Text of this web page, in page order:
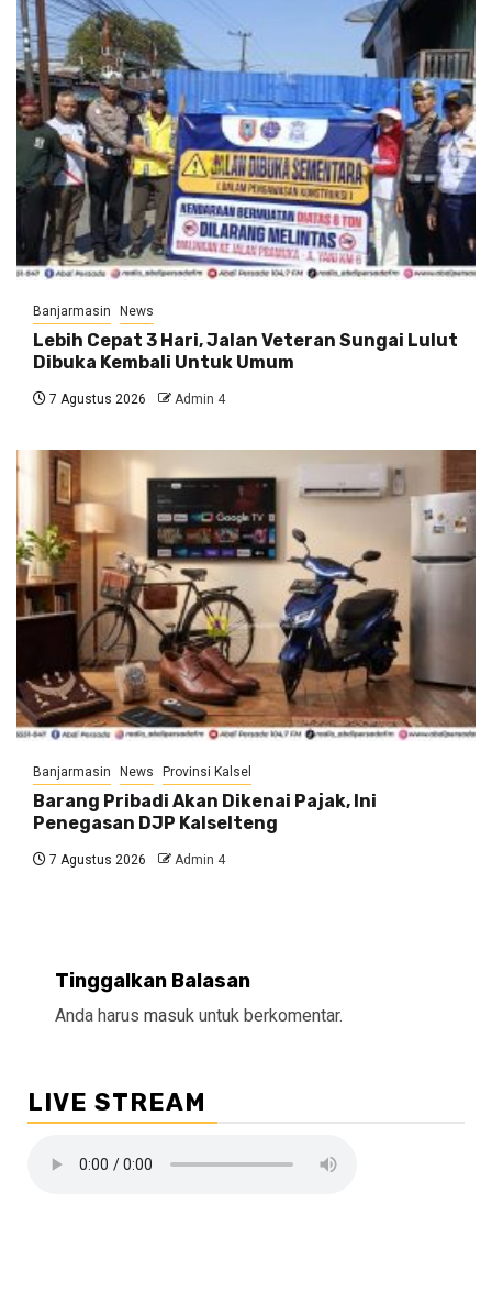
Banjarmasin News
Lebih Cepat 3 Hari, Jalan Veteran Sungai Lulut
Dibuka Kembali Untuk Umum
7 Agustus 2026 Admin 4
Banjarmasin News Provinsi Kalsel
Barang Pribadi Akan Dikenai Pajak, Ini
Penegasan DJP Kalselteng
7 Agustus 2026 Admin 4
Tinggalkan Balasan
Anda harus masuk untuk berkomentar.
LIVE STREAM